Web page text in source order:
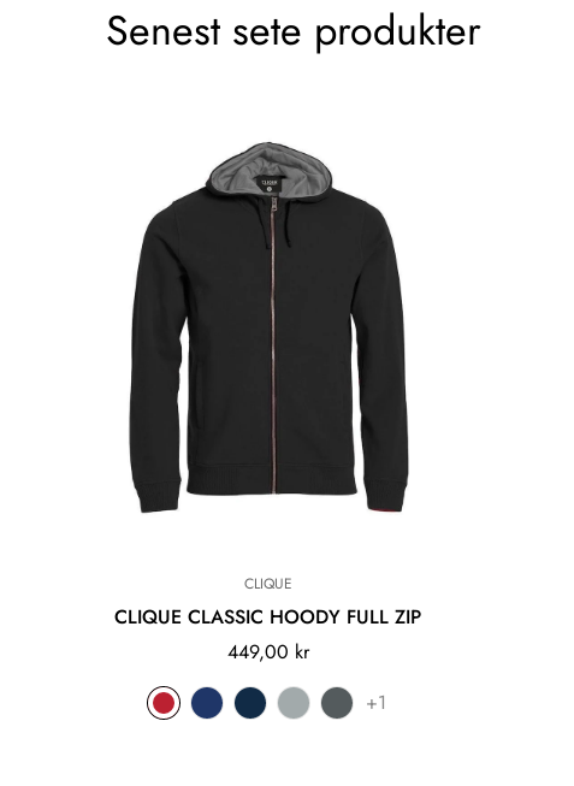
Senest sete produkter
CLIQUE
CLIQUE CLASSIC HOODY FULL ZIP
449,00 kr
+1